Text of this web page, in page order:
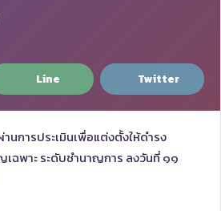
Line Twitter
นการประเมินเพื่อแต่งตั้งให้ดำรง
เฉพาะ ระดับชำนาญการ ลงวันที่ ๑๑